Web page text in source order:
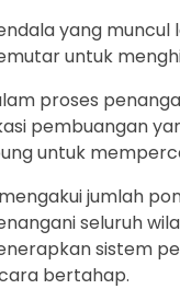
yang
untuk
proses
pembuangan
untuk
jumlah
seluruh
sistem
bertahap.